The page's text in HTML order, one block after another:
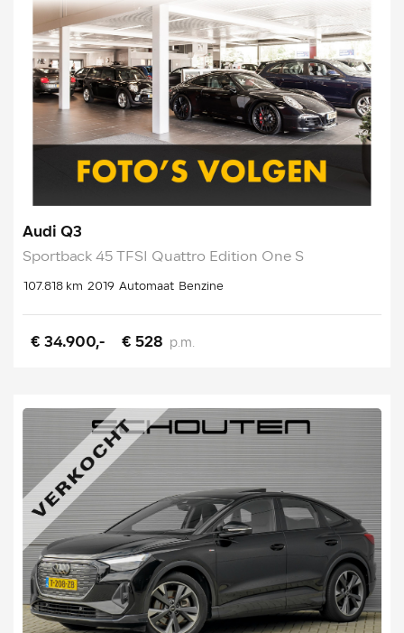
Audi Q3
Sportback 45 TFSI Quattro Edition One S
107.818 km 2019 Automaat Benzine
€ 34.900,- € 528 p.m.